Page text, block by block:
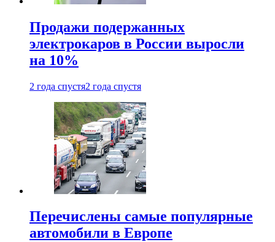
Продажи подержанных
электрокаров в России выросли
на 10%
2 года спустя2 года спустя
Перечислены самые популярные
автомобили в Европе